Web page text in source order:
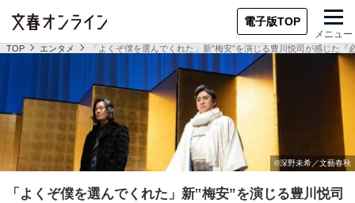
電子版TOP
メニュー
TOP エンタメ 「よくぞ僕を選んでくれた」新‟梅安”を演じる豊川悦司が感じた
「よくぞ僕を選んでくれた」新‟梅安”を演じる豊川悦司